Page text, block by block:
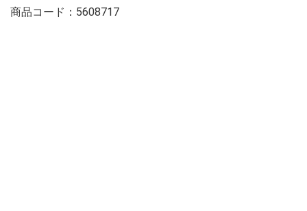
商品コード：5608717